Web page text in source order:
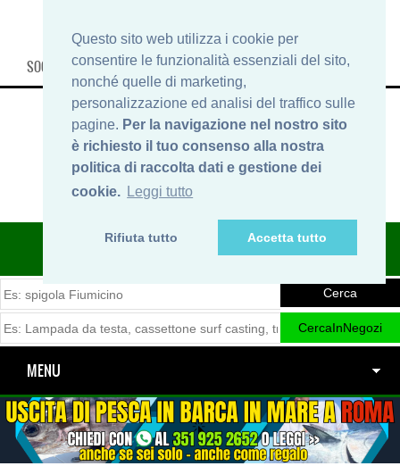
Questo sito web utilizza i cookie per
consentire le funzionalità essenziali del sito,
nonché quelle di marketing,
personalizzazione ed analisi del traffico sulle
pagine. Per la navigazione nel nostro sito
è richiesto il tuo consenso alla nostra
politica di raccolta dati e gestione dei
cookie. Leggi tutto
Rifiuta tutto Accetta tutto
SOCIAL, INFO & SHOP
ITINERARIDIPESCA.IT
MENU